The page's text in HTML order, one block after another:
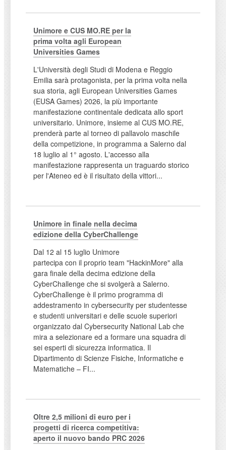
Unimore e CUS MO.RE per la
prima volta agli European
Universities Games
L'Università degli Studi di Modena e Reggio
Emilia sarà protagonista, per la prima volta nella
sua storia, agli European Universities Games
(EUSA Games) 2026, la più importante
manifestazione continentale dedicata allo sport
universitario. Unimore, insieme al CUS MO.RE,
prenderà parte al torneo di pallavolo maschile
della competizione, in programma a Salerno dal
18 luglio al 1° agosto. L'accesso alla
manifestazione rappresenta un traguardo storico
per l'Ateneo ed è il risultato della vittori...
Unimore in finale nella decima
edizione della CyberChallenge
Dal 12 al 15 luglio Unimore
partecipa con il proprio team "HackinMore" alla
gara finale della decima edizione della
CyberChallenge che si svolgerà a Salerno.
CyberChallenge è il primo programma di
addestramento in cybersecurity per studentesse
e studenti universitari e delle scuole superiori
organizzato dal Cybersecurity National Lab che
mira a selezionare ed a formare una squadra di
sei esperti di sicurezza informatica. Il
Dipartimento di Scienze Fisiche, Informatiche e
Matematiche – FI...
Oltre 2,5 milioni di euro per i
progetti di ricerca competitiva:
aperto il nuovo bando PRC 2026